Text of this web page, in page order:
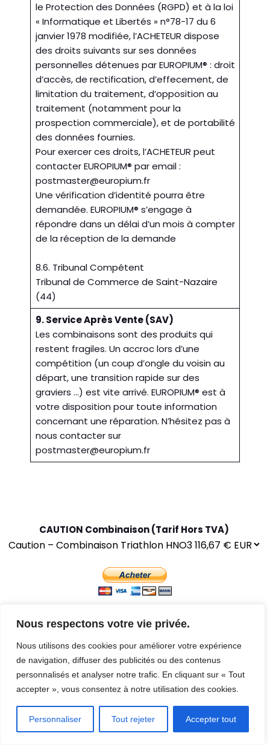
Nous respectons votre vie privée.
Nous utilisons des cookies pour améliorer votre expérience
de navigation, diffuser des publicités ou des contenus
personnalisés et analyser notre trafic. En cliquant sur « Tout
accepter », vous consentez à notre utilisation des cookies.
Personnaliser Tout rejeter Accepter tout
le Protection des Données (RGPD) et à la loi
« Informatique et Libertés » n°78-17 du 6
janvier 1978 modifiée, l’ACHETEUR dispose
des droits suivants sur ses données
personnelles détenues par EUROPIUM® : droit
d’accès, de rectification, d’effecement, de
limitation du traitement, d’opposition au
traitement (notamment pour la
prospection commerciale), et de portabilité
des données fournies.
Pour exercer ces droits, l’ACHETEUR peut
contacter EUROPIUM® par email :
postmaster@europium.fr
Une vérification d’identité pourra être
demandée. EUROPIUM® s’engage à
répondre dans un délai d’un mois à compter
de la réception de la demande
8.6. Tribunal Compétent
Tribunal de Commerce de Saint-Nazaire
(44)
9. Service Après Vente (SAV)
Les combinaisons sont des produits qui
restent fragiles. Un accroc lors d’une
compétition (un coup d’ongle du voisin au
départ, une transition rapide sur des
graviers …) est vite arrivé. EUROPIUM® est à
votre disposition pour toute information
concernant une réparation. N’hésitez pas à
nous contacter sur
postmaster@europium.fr
CAUTION Combinaison (Tarif Hors TVA)
FAQ
CGV
NOTICES LÉGALES